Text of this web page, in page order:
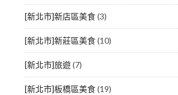
[新北市]新店區美食(3)
[新北市]新莊區美食(10)
[新北市]旅遊(7)
[新北市]板橋區美食(19)